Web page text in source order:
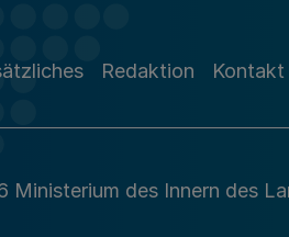
Redaktion Kontakt
Ministerium des Innern des